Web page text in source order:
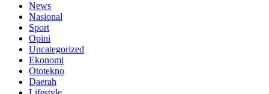
News
Nasional
Sport
Opini
Uncategorized
Ekonomi
Ototekno
Daerah